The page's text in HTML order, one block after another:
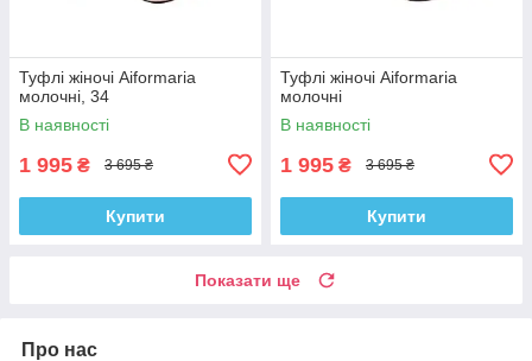
Туфлі жіночі Aiformaria
молочні, 34
В наявності
1 995 ₴ 3 695 ₴
Купити
Туфлі жіночі Aiformaria
молочні
В наявності
1 995 ₴ 3 695 ₴
Купити
Показати ще
Про нас